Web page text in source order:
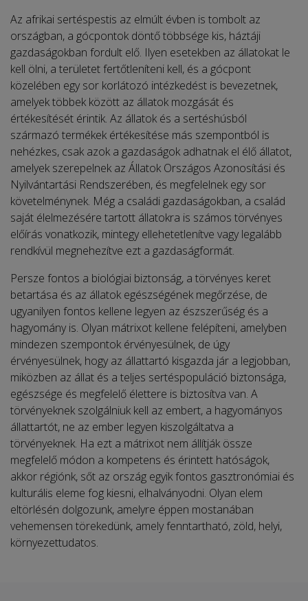
Az afrikai sertéspestis az elmúlt évben is tombolt az
országban, a gócpontok döntő többsége kis, háztáji
gazdaságokban fordult elő. Ilyen esetekben az állatokat le
kell ölni, a területet fertőtleníteni kell, és a gócpont
közelében egy sor korlátozó intézkedést is bevezetnek,
amelyek többek között az állatok mozgását és
értékesítését érintik. Az állatok és a sertéshúsból
származó termékek értékesítése más szempontból is
nehézkes, csak azok a gazdaságok adhatnak el élő állatot,
amelyek szerepelnek az Állatok Országos Azonosítási és
Nyilvántartási Rendszerében, és megfelelnek egy sor
követelménynek. Még a családi gazdaságokban, a család
saját élelmezésére tartott állatokra is számos törvényes
előírás vonatkozik, mintegy ellehetetlenítve vagy legalább
rendkívül megnehezítve ezt a gazdaságformát.
Persze fontos a biológiai biztonság, a törvényes keret
betartása és az állatok egészségének megőrzése, de
ugyanilyen fontos kellene legyen az észszerűség és a
hagyomány is. Olyan mátrixot kellene felépíteni, amelyben
mindezen szempontok érvényesülnek, de úgy
érvényesülnek, hogy az állattartó kisgazda jár a legjobban,
miközben az állat és a teljes sertéspopuláció biztonsága,
egészsége és megfelelő élettere is biztosítva van. A
törvényeknek szolgálniuk kell az embert, a hagyományos
állattartót, ne az ember legyen kiszolgáltatva a
törvényeknek. Ha ezt a mátrixot nem állítják össze
megfelelő módon a kompetens és érintett hatóságok,
akkor régiónk, sőt az ország egyik fontos gasztronómiai és
kulturális eleme fog kiesni, elhalványodni. Olyan elem
eltörlésén dolgozunk, amelyre éppen mostanában
vehemensen törekedünk, amely fenntartható, zöld, helyi,
környezettudatos.